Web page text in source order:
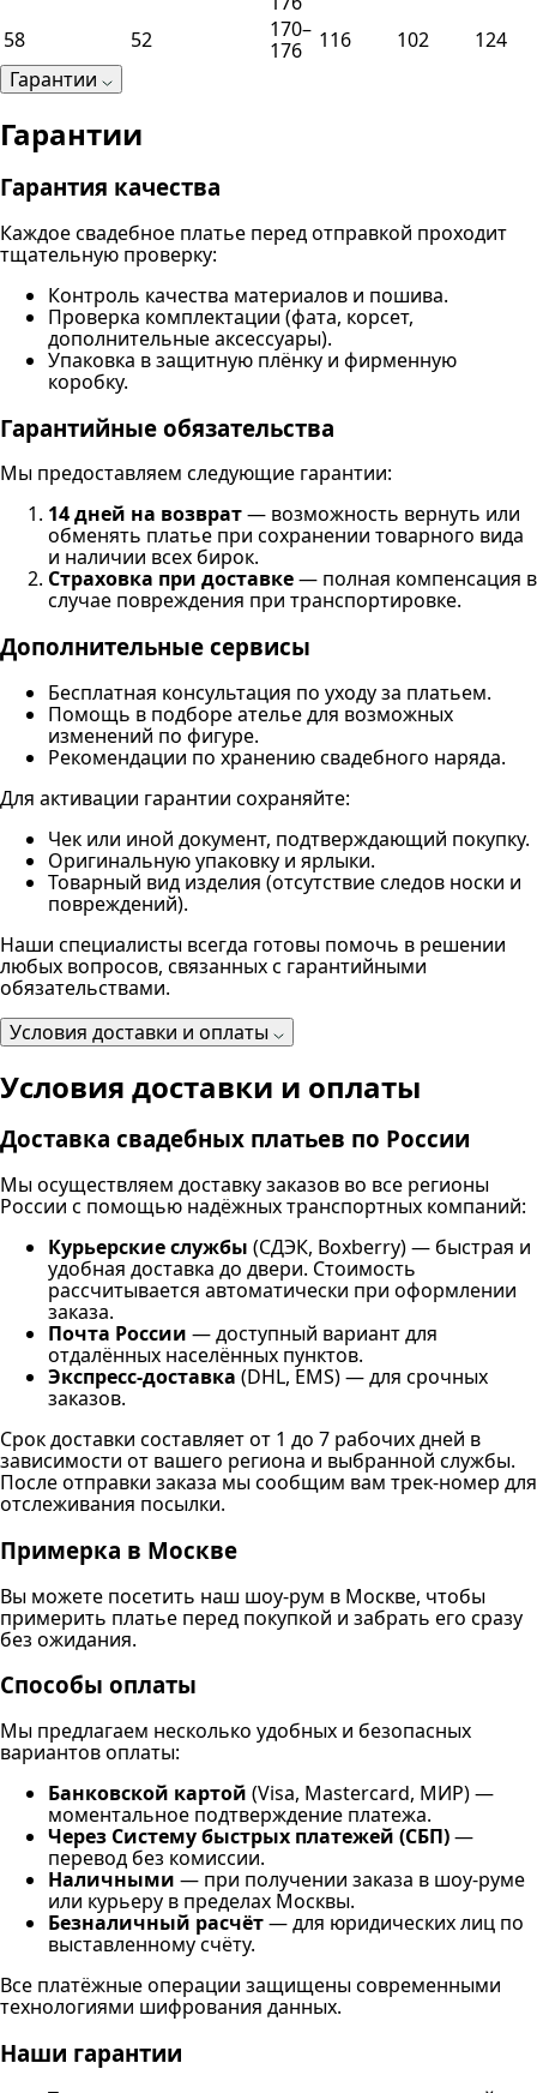
58
52
170–
176
116 102
124
Гарантии
Гарантии
Гарантия качества
Каждое свадебное платье перед отправкой проходит
тщательную проверку:
Контроль качества материалов и пошива.
Проверка комплектации (фата, корсет,
дополнительные аксессуары).
Упаковка в защитную плёнку и фирменную
коробку.
Гарантийные обязательства
Мы предоставляем следующие гарантии:
14 дней на возврат— возможность вернуть или
обменять платье при сохранении товарного вида
и наличии всех бирок.
Страховка при доставке— полная компенсация в
случае повреждения при транспортировке.
Дополнительные сервисы
Бесплатная консультация по уходу за платьем.
Помощь в подборе ателье для возможных
изменений по фигуре.
Рекомендации по хранению свадебного наряда.
Для активации гарантии сохраняйте:
Чек или иной документ, подтверждающий покупку.
Оригинальную упаковку и ярлыки.
Товарный вид изделия (отсутствие следов носки и
повреждений).
Наши специалисты всегда готовы помочь в решении
любых вопросов, связанных с гарантийными
обязательствами.
Условия доставки и оплаты
Условия доставки и оплаты
Доставка свадебных платьев по России
Мы осуществляем доставку заказов во все регионы
России с помощью надёжных транспортных компаний:
Курьерские службы (СДЭК, Boxberry) — быстрая и
удобная доставка до двери. Стоимость
рассчитывается автоматически при оформлении
заказа.
Почта России — доступный вариант для
отдалённых населённых пунктов.
Экспресс-доставка (DHL, EMS) — для срочных
заказов.
Срок доставки составляет от 1 до 7 рабочих дней в
зависимости от вашего региона и выбранной службы.
После отправки заказа мы сообщим вам трек-номер для
отслеживания посылки.
Примерка в Москве
Вы можете посетить наш шоу-рум в Москве, чтобы
примерить платье перед покупкой и забрать его сразу
без ожидания.
Способы оплаты
Мы предлагаем несколько удобных и безопасных
вариантов оплаты:
Банковской картой (Visa, Mastercard, МИР) —
моментальное подтверждение платежа.
Через Систему быстрых платежей (СБП)—
перевод без комиссии.
Наличными — при получении заказа в шоу-руме
или курьеру в пределах Москвы.
Безналичный расчёт— для юридических лиц по
выставленному счёту.
Все платёжные операции защищены современными
технологиями шифрования данных.
Наши гарантии